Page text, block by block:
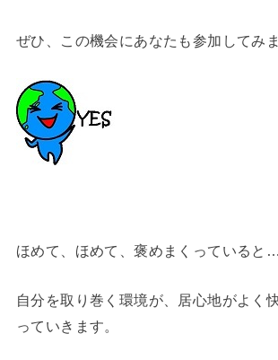
ぜひ、この機会にあなたも参加してみ
ほめて、ほめて、褒めまくっていると…
自分を取り巻く環境が、居心地がよく
っていきます。